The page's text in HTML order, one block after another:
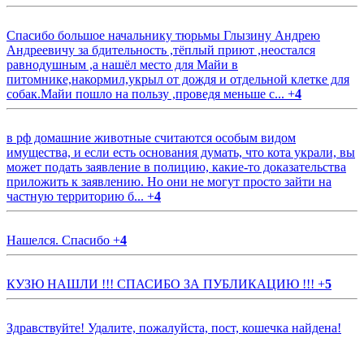
Спасибо большое начальнику тюрьмы Глызину Андрею
Андреевичу за бдительность ,тёплый приют ,неостался
равнодушным ,а нашёл место для Майи в
питомнике,накормил,укрыл от дождя и отдельной клетке для
собак.Майи пошло на пользу ,проведя меньше с... +4
в рф домашние животные считаются особым видом
имущества, и если есть основания думать, что кота украли, вы
может подать заявление в полицию, какие-то доказательства
приложить к заявлению. Но они не могут просто зайти на
частную территорию б... +4
Нашелся. Спасибо +4
КУЗЮ НАШЛИ !!! СПАСИБО ЗА ПУБЛИКАЦИЮ !!! +5
Здравствуйте! Удалите, пожалуйста, пост, кошечка найдена!